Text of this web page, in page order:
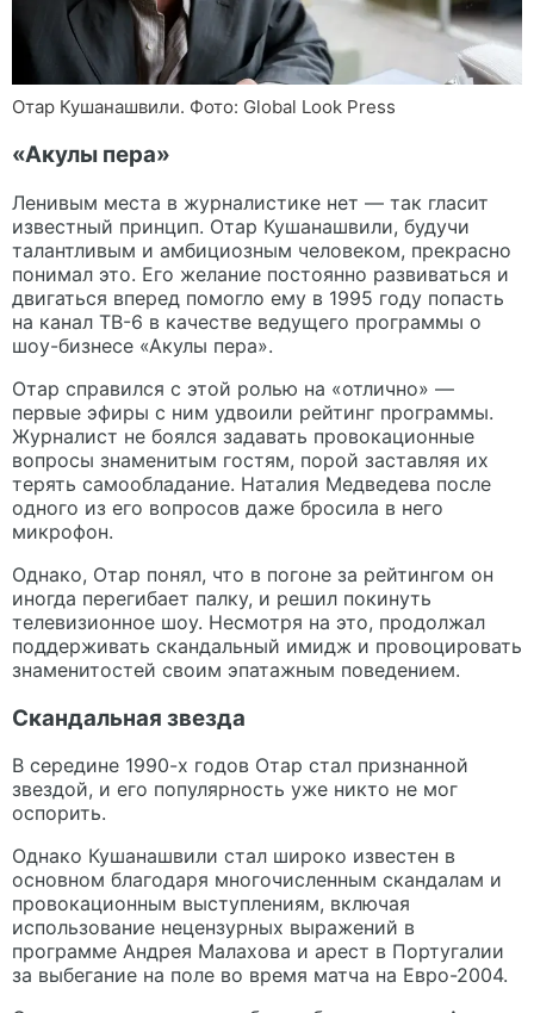
Отар Кушанашвили. Фото: Global Look Press
«Акулы пера»
Ленивым места в журналистике нет — так гласит
известный принцип. Отар Кушанашвили, будучи
талантливым и амбициозным человеком, прекрасно
понимал это. Его желание постоянно развиваться и
двигаться вперед помогло ему в 1995 году попасть
на канал ТВ-6 в качестве ведущего программы о
шоу-бизнесе «Акулы пера».
Отар справился с этой ролью на «отлично» —
первые эфиры с ним удвоили рейтинг программы.
Журналист не боялся задавать провокационные
вопросы знаменитым гостям, порой заставляя их
терять самообладание. Наталия Медведева после
одного из его вопросов даже бросила в него
микрофон.
Однако, Отар понял, что в погоне за рейтингом он
иногда перегибает палку, и решил покинуть
телевизионное шоу. Несмотря на это, продолжал
поддерживать скандальный имидж и провоцировать
знаменитостей своим эпатажным поведением.
Скандальная звезда
В середине 1990-х годов Отар стал признанной
звездой, и его популярность уже никто не мог
оспорить.
Однако Кушанашвили стал широко известен в
основном благодаря многочисленным скандалам и
провокационным выступлениям, включая
использование нецензурных выражений в
программе Андрея Малахова и арест в Португалии
за выбегание на поле во время матча на Евро-2004.